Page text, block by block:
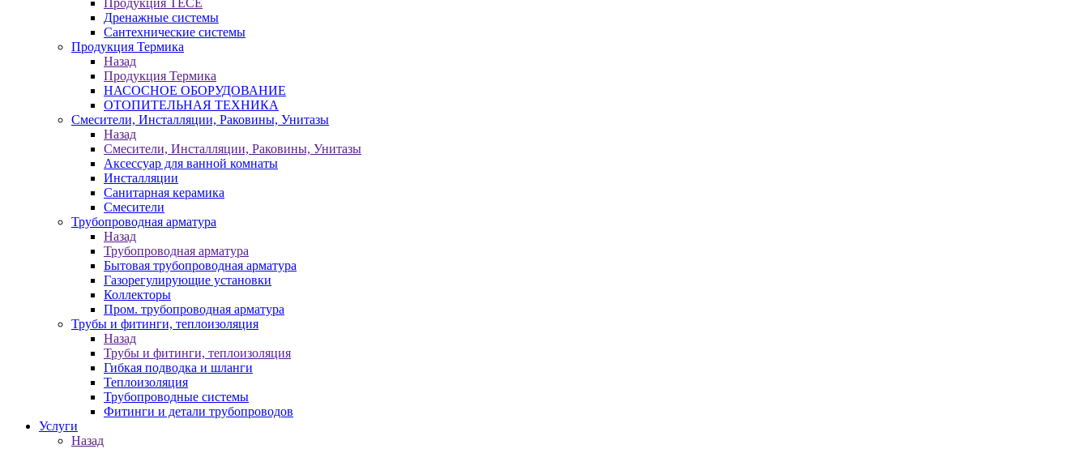
Продукция TECE
Дренажные системы
Сантехнические системы
Продукция Термика
Назад
Продукция Термика
НАСОСНОЕ ОБОРУДОВАНИЕ
ОТОПИТЕЛЬНАЯ ТЕХНИКА
Смесители, Инсталляции, Раковины, Унитазы
Назад
Смесители, Инсталляции, Раковины, Унитазы
Аксессуар для ванной комнаты
Инсталляции
Санитарная керамика
Смесители
Трубопроводная арматура
Назад
Трубопроводная арматура
Бытовая трубопроводная арматура
Газорегулирующие установки
Коллекторы
Пром. трубопроводная арматура
Трубы и фитинги, теплоизоляция
Назад
Трубы и фитинги, теплоизоляция
Гибкая подводка и шланги
Теплоизоляция
Трубопроводные системы
Фитинги и детали трубопроводов
Услуги
Назад